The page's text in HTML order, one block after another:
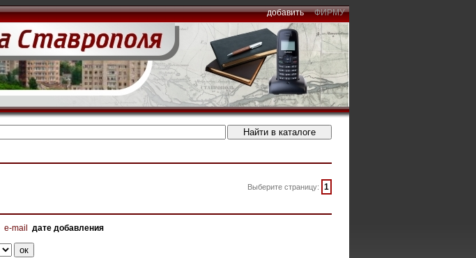
добавить ФИРМУ
Выберите страницу: 1
e-mail дате добавления